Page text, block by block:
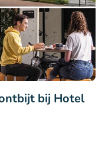
bij Hotel